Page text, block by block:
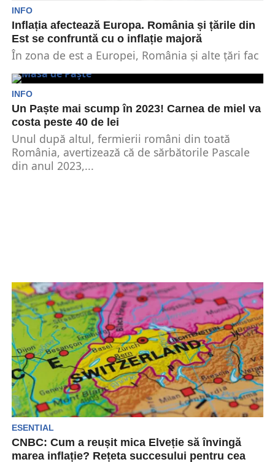
INFO
Inflația afectează Europa. România și țările din
Est se confruntă cu o inflație majoră
În zona de est a Europei, România și alte țări fac
INFO
Un Paște mai scump în 2023! Carnea de miel va
costa peste 40 de lei
Unul după altul, fermierii români din toată
România, avertizează că de sărbătorile Pascale
din anul 2023,...
ESENTIAL
CNBC: Cum a reușit mica Elveție să învingă
marea inflație? Rețeta succesului pentru cea